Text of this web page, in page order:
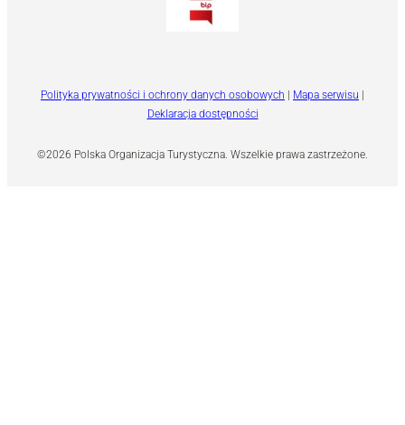
©2026 Polska Organizacja Turystyczna. Wszelkie prawa zastrzeżone.
Polityka prywatności i ochrony danych osobowych Mapa serwisu
Deklaracja dostępności